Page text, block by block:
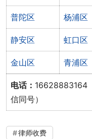
普陀区 杨浦区
静安区 虹口区
金山区 青浦区
电话： 16628883164
信同号）
律师收费